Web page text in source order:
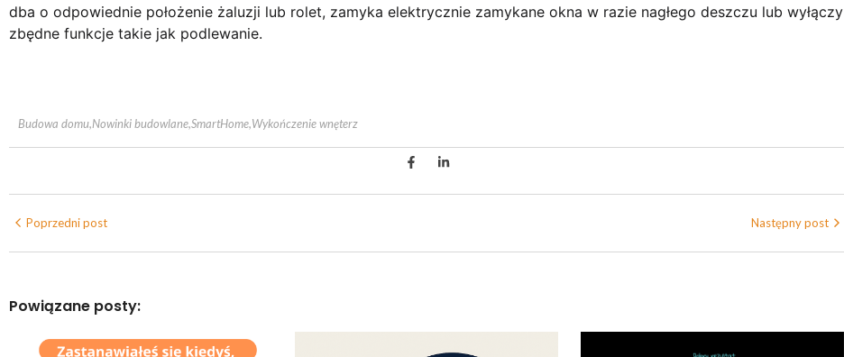
dba o odpowiednie położenie żaluzji lub rolet, zamyka elektrycznie zamykane okna w razie nagłego deszczu lub wyłączy
zbędne funkcje takie jak podlewanie.
Budowa domu,Nowinki budowlane,SmartHome,Wykończenie wnęterz
Poprzedni post Następny post
Powiązane posty: